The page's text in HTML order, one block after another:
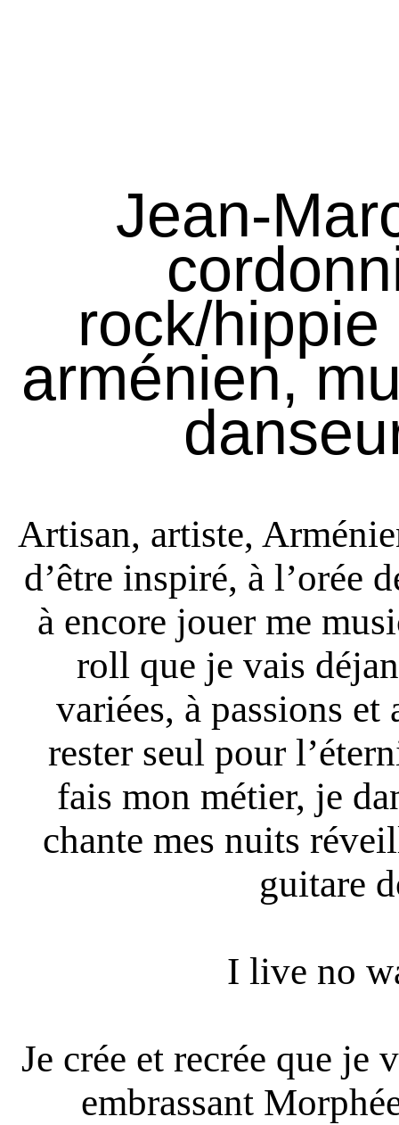
Jean-
rock/
arménien,
Artisan, artiste,
d’être inspiré, à l’orée
à encore jouer me
roll que je vais
variées, à passions et
rester seul pour
fais mon métier, je
chante mes nuits
guitare
I live no
Je crée et recrée que je
embrassant